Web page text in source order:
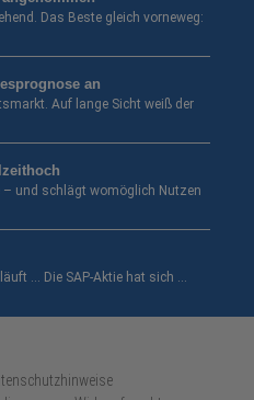
Das Beste gleich vorneweg:
an
Auf lange Sicht weiß der
– und schlägt womöglich Nutzen
… Die SAP-Aktie hat sich …